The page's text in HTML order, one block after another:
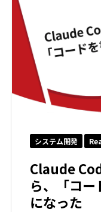
システム開発
Claude
ら、「コ
になった